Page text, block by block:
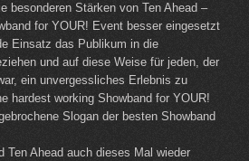
besonderen Stärken von Ten Ahead –
for YOUR! Event besser eingesetzt
Einsatz das Publikum in die
und auf diese Weise für jeden, der
ein unvergessliches Erlebnis zu
hardest working Showband for YOUR!
Slogan der besten Showband
Ten Ahead auch dieses Mal wieder